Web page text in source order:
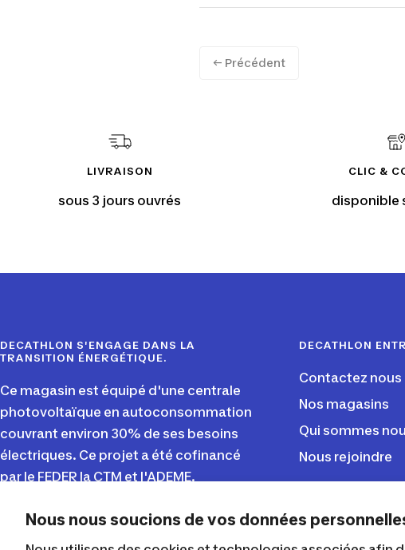
Nous nous soucions de vos données
← Précédent
LIVRAISON
sous 3 jours ouvrés
CLIC &
disponible
DECATHLON S'ENGAGE DANS LA
TRANSITION ÉNERGÉTIQUE.
Ce magasin est équipé d'une centrale
photovoltaïque en autoconsommation
couvrant environ 30% de ses besoins
électriques. Ce projet a été cofinancé
par le FEDER la CTM et l'ADEME.
DECATHLON
Contactez nous
Nos magasins
Qui sommes
Nous rejoindre
Decathlon Martinique